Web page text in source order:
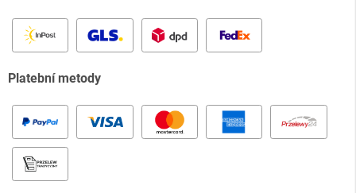
Platební metody